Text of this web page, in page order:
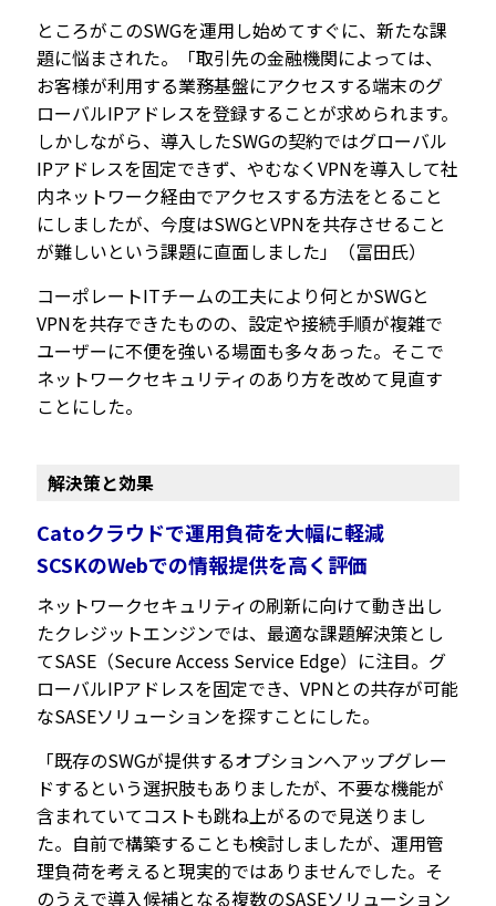
ところがこのSWGを運用し始めてすぐに、新たな課
題に悩まされた。「取引先の金融機関によっては、
お客様が利用する業務基盤にアクセスする端末のグ
ローバルIPアドレスを登録することが求められます。
しかしながら、導入したSWGの契約ではグローバル
IPアドレスを固定できず、やむなくVPNを導入して社
内ネットワーク経由でアクセスする方法をとること
にしましたが、今度はSWGとVPNを共存させること
が難しいという課題に直面しました」（冨田氏）
コーポレートITチームの工夫により何とかSWGと
VPNを共存できたものの、設定や接続手順が複雑で
ユーザーに不便を強いる場面も多々あった。そこで
ネットワークセキュリティのあり方を改めて見直す
ことにした。
解決策と効果
Catoクラウドで運用負荷を大幅に軽減
SCSKのWebでの情報提供を高く評価
ネットワークセキュリティの刷新に向けて動き出し
たクレジットエンジンでは、最適な課題解決策とし
てSASE（Secure Access Service Edge）に注目。グ
ローバルIPアドレスを固定でき、VPNとの共存が可能
なSASEソリューションを探すことにした。
「既存のSWGが提供するオプションへアップグレー
ドするという選択肢もありましたが、不要な機能が
含まれていてコストも跳ね上がるので見送りまし
た。自前で構築することも検討しましたが、運用管
理負荷を考えると現実的ではありませんでした。そ
のうえで導入候補となる複数のSASEソリューション